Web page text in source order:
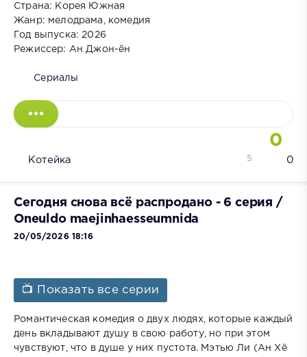
Страна: Корея Южная
Жанр: мелодрама, комедия
Год выпуска: 2026
Режиссер: Ан Джон-ён
Сериалы
0
Котейка 0
5
Сегодня снова всё распродано - 6 серия /
Oneuldo maejinhaesseumnida
20/05/2026 18:16
📺 Показать все серии
Романтическая комедия о двух людях, которые каждый
день вкладывают душу в свою работу, но при этом
чувствуют, что в душе у них пустота. Мэтью Ли (Ан Хё